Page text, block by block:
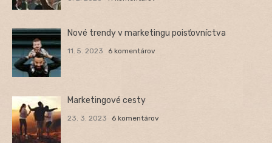
Nové trendy v marketingu poisťovníctva
11. 5. 2023 6 komentárov
Marketingové cesty
23. 3. 2023 6 komentárov